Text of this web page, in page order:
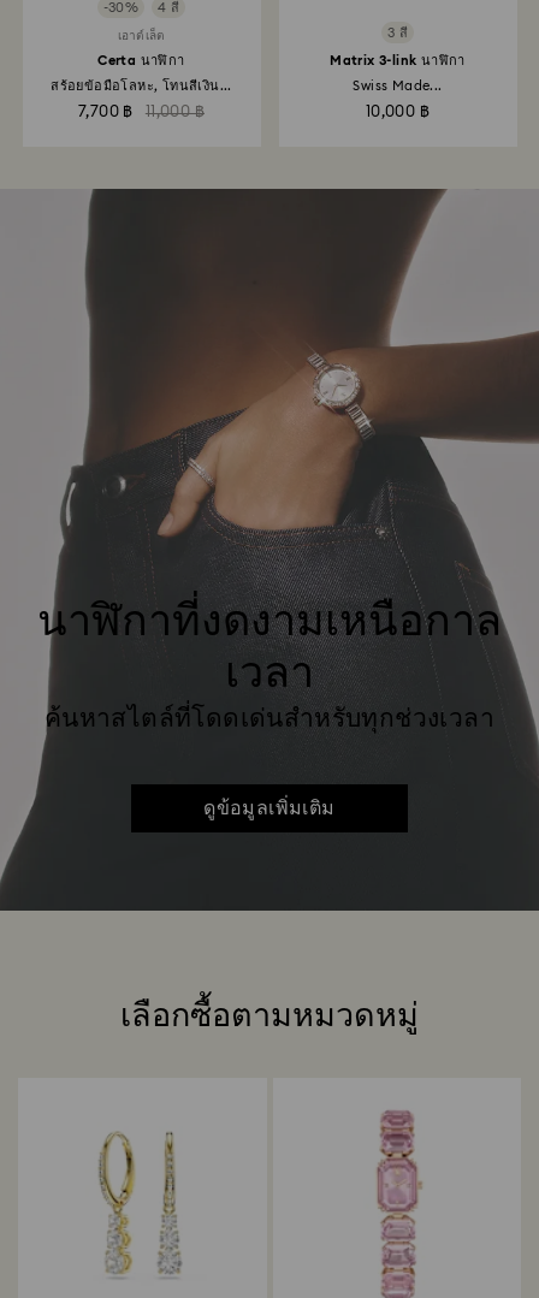
-30% 4 สี
เอาต์เล็ต
Certa นาฬิกา
สร้อยข้อมือโลหะ, โทนสีเงิน...
7,700 ฿ 11,000 ฿
3 สี
Matrix 3-link นาฬิกา
Swiss Made...
10,000 ฿
นาฬิกาที่งดงามเหนือกาล
เวลา
ค้นหาสไตล์ที่โดดเด่นสำหรับทุกช่วงเวลา
ดูข้อมูลเพิ่มเติม
เลือกซื้อตามหมวดหมู่